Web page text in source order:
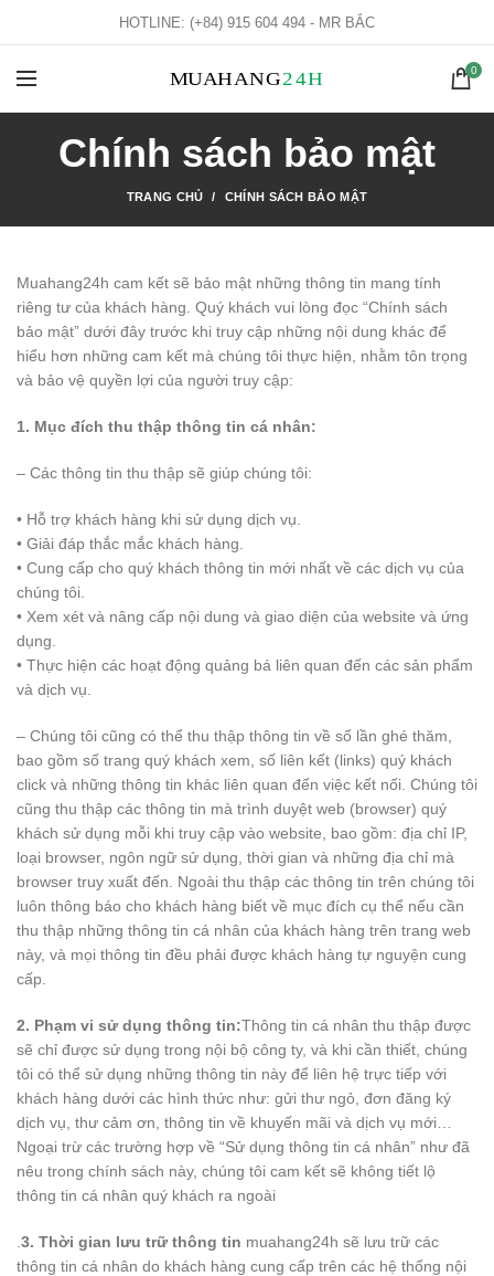
HOTLINE: (+84) 915 604 494 - MR BẮC
0
Chính sách bảo mật
TRANG CHỦ CHÍNH SÁCH BẢO MẬT
Muahang24h cam kết sẽ bảo mật những thông tin mang tính
riêng tư của khách hàng. Quý khách vui lòng đọc “Chính sách
bảo mật” dưới đây trước khi truy cập những nội dung khác để
hiểu hơn những cam kết mà chúng tôi thực hiện, nhằm tôn trọng
và bảo vệ quyền lợi của người truy cập:
1. Mục đích thu thập thông tin cá nhân:
– Các thông tin thu thập sẽ giúp chúng tôi:
• Hỗ trợ khách hàng khi sử dụng dịch vụ.
• Giải đáp thắc mắc khách hàng.
• Cung cấp cho quý khách thông tin mới nhất về các dịch vụ của
chúng tôi.
• Xem xét và nâng cấp nội dung và giao diện của website và ứng
dụng.
• Thực hiện các hoạt động quảng bá liên quan đến các sản phẩm
và dịch vụ.
– Chúng tôi cũng có thể thu thập thông tin về số lần ghé thăm,
bao gồm số trang quý khách xem, số liên kết (links) quý khách
click và những thông tin khác liên quan đến việc kết nối. Chúng tôi
cũng thu thập các thông tin mà trình duyệt web (browser) quý
khách sử dụng mỗi khi truy cập vào website, bao gồm: địa chỉ IP,
loại browser, ngôn ngữ sử dụng, thời gian và những địa chỉ mà
browser truy xuất đến. Ngoài thu thập các thông tin trên chúng tôi
luôn thông báo cho khách hàng biết về mục đích cụ thể nếu cần
thu thập những thông tin cá nhân của khách hàng trên trang web
này, và mọi thông tin đều phải được khách hàng tự nguyện cung
cấp.
2. Phạm vi sử dụng thông tin:Thông tin cá nhân thu thập được
sẽ chỉ được sử dụng trong nội bộ công ty, và khi cần thiết, chúng
tôi có thể sử dụng những thông tin này để liên hệ trực tiếp với
khách hàng dưới các hình thức như: gửi thư ngỏ, đơn đăng ký
dịch vụ, thư cảm ơn, thông tin về khuyến mãi và dịch vụ mới…
Ngoại trừ các trường hợp về “Sử dụng thông tin cá nhân” như đã
nêu trong chính sách này, chúng tôi cam kết sẽ không tiết lộ
thông tin cá nhân quý khách ra ngoài
3. Thời gian lưu trữ thông tin muahang24h sẽ lưu trữ các
thông tin cá nhân do khách hàng cung cấp trên các hệ thống nội